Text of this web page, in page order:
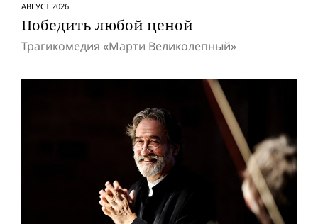
АВГУСТ 2026
Победить любой ценой
Трагикомедия «Марти Великолепный»